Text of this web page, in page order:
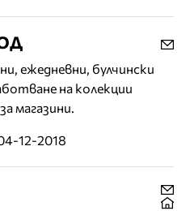
ежедневни, булчински
на колекции
магазини.
12-2018